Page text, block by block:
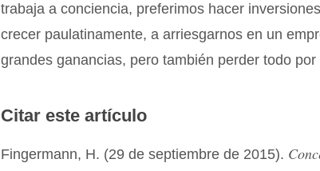
trabaja a conciencia, preferimos hacer
crecer paulatinamente, a arriesgarnos en un
grandes ganancias, pero también perder todo por
Citar este artículo
Fingermann, H. (29 de septiembre de 2015).